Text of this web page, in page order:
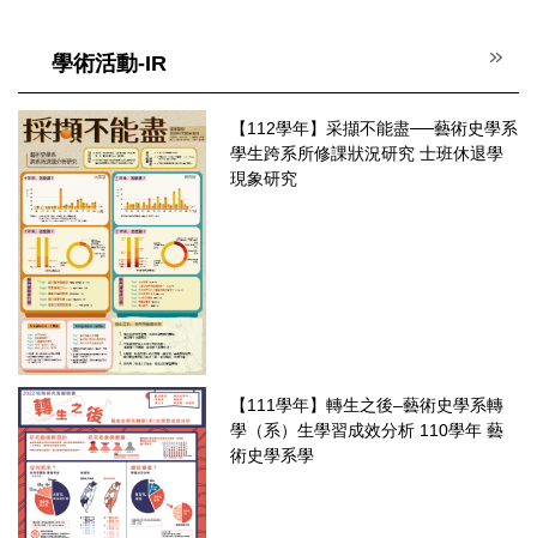
學術活動-IR
【112學年】采擷不能盡──藝術史學系
學生跨系所修課狀況研究 士班休退學
現象研究
【111學年】轉生之後–藝術史學系轉
學（系）生學習成效分析 110學年 藝
術史學系學